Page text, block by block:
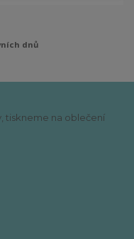
dnů
tiskneme na oblečení